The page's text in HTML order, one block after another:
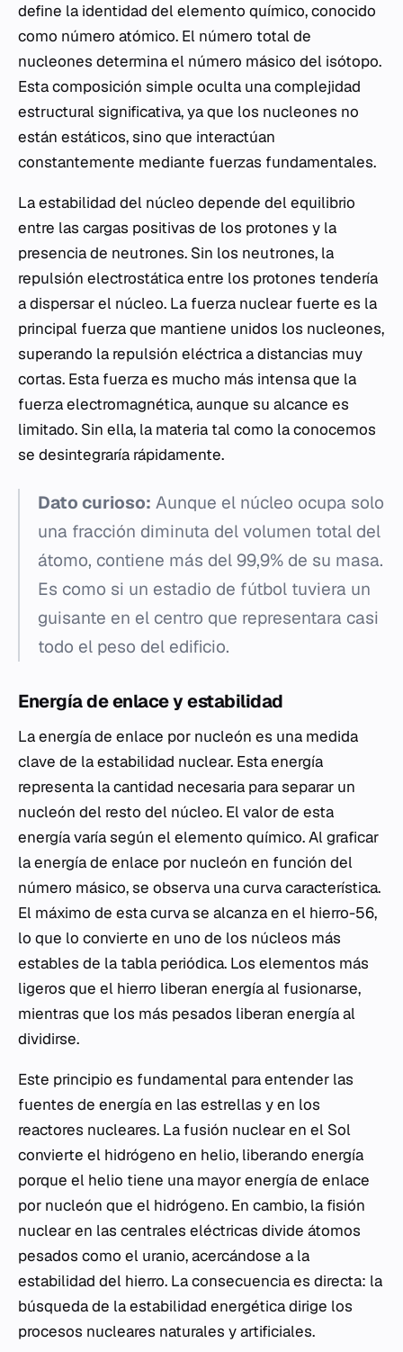
define la identidad del elemento químico, conocido
como número atómico. El número total de
nucleones determina el número másico del isótopo.
Esta composición simple oculta una complejidad
estructural significativa, ya que los nucleones no
están estáticos, sino que interactúan
constantemente mediante fuerzas fundamentales.
La estabilidad del núcleo depende del equilibrio
entre las cargas positivas de los protones y la
presencia de neutrones. Sin los neutrones, la
repulsión electrostática entre los protones tendería
a dispersar el núcleo. La fuerza nuclear fuerte es la
principal fuerza que mantiene unidos los nucleones,
superando la repulsión eléctrica a distancias muy
cortas. Esta fuerza es mucho más intensa que la
fuerza electromagnética, aunque su alcance es
limitado. Sin ella, la materia tal como la conocemos
se desintegraría rápidamente.
Dato curioso: Aunque el núcleo ocupa solo
una fracción diminuta del volumen total del
átomo, contiene más del 99,9% de su masa.
Es como si un estadio de fútbol tuviera un
guisante en el centro que representara casi
todo el peso del edificio.
Energía de enlace y estabilidad
La energía de enlace por nucleón es una medida
clave de la estabilidad nuclear. Esta energía
representa la cantidad necesaria para separar un
nucleón del resto del núcleo. El valor de esta
energía varía según el elemento químico. Al graficar
la energía de enlace por nucleón en función del
número másico, se observa una curva característica.
El máximo de esta curva se alcanza en el hierro-56,
lo que lo convierte en uno de los núcleos más
estables de la tabla periódica. Los elementos más
ligeros que el hierro liberan energía al fusionarse,
mientras que los más pesados liberan energía al
dividirse.
Este principio es fundamental para entender las
fuentes de energía en las estrellas y en los
reactores nucleares. La fusión nuclear en el Sol
convierte el hidrógeno en helio, liberando energía
porque el helio tiene una mayor energía de enlace
por nucleón que el hidrógeno. En cambio, la fisión
nuclear en las centrales eléctricas divide átomos
pesados como el uranio, acercándose a la
estabilidad del hierro. La consecuencia es directa: la
búsqueda de la estabilidad energética dirige los
procesos nucleares naturales y artificiales.